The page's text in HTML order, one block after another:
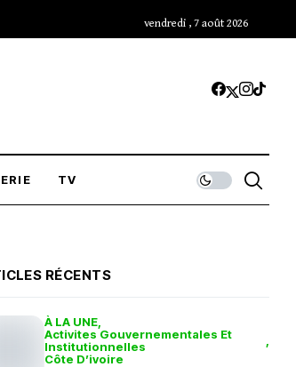
vendredi , 7 août 2026
TV
RÉCENTS
À LA UNE
Activites Gouvernementales Et
Institutionnelles
Côte D’ivoire